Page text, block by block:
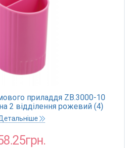
приладдя ZB.3000-10
2 відділення рожевий (4)